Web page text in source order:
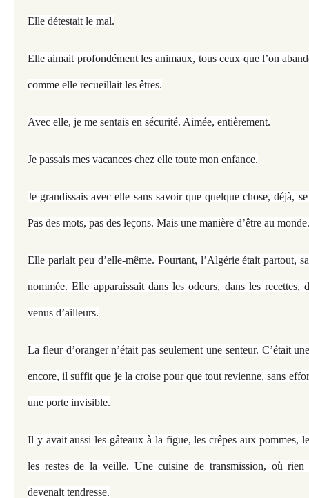
Elle détestait le mal.
Elle aimait profondément les animaux, tous ceux que l’on
comme elle recueillait les êtres.
Avec elle, je me sentais en sécurité. Aimée, entièrement.
Je passais mes vacances chez elle toute mon enfance.
Je grandissais avec elle sans savoir que quelque chose, déjà,
Pas des mots, pas des leçons. Mais une manière d’être au monde.
Elle parlait peu d’elle-même. Pourtant, l’Algérie était partout,
nommée. Elle apparaissait dans les odeurs, dans les recettes,
venus d’ailleurs.
La fleur d’oranger n’était pas seulement une senteur. C’était
encore, il suffit que je la croise pour que tout revienne, sans
une porte invisible.
Il y avait aussi les gâteaux à la figue, les crêpes aux pommes,
les restes de la veille. Une cuisine de transmission, où
devenait tendresse.